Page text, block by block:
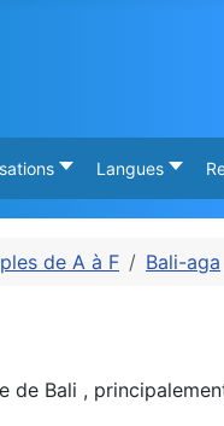
Langues
de A à F Bali-aga
de Bali ,